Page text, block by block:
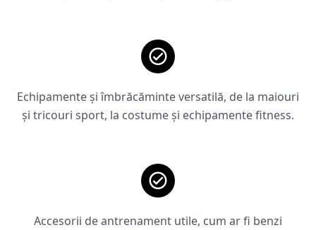
Echipamente și îmbrăcăminte versatilă, de la maiouri
și tricouri sport, la costume și echipamente fitness.
Accesorii de antrenament utile, cum ar fi benzi